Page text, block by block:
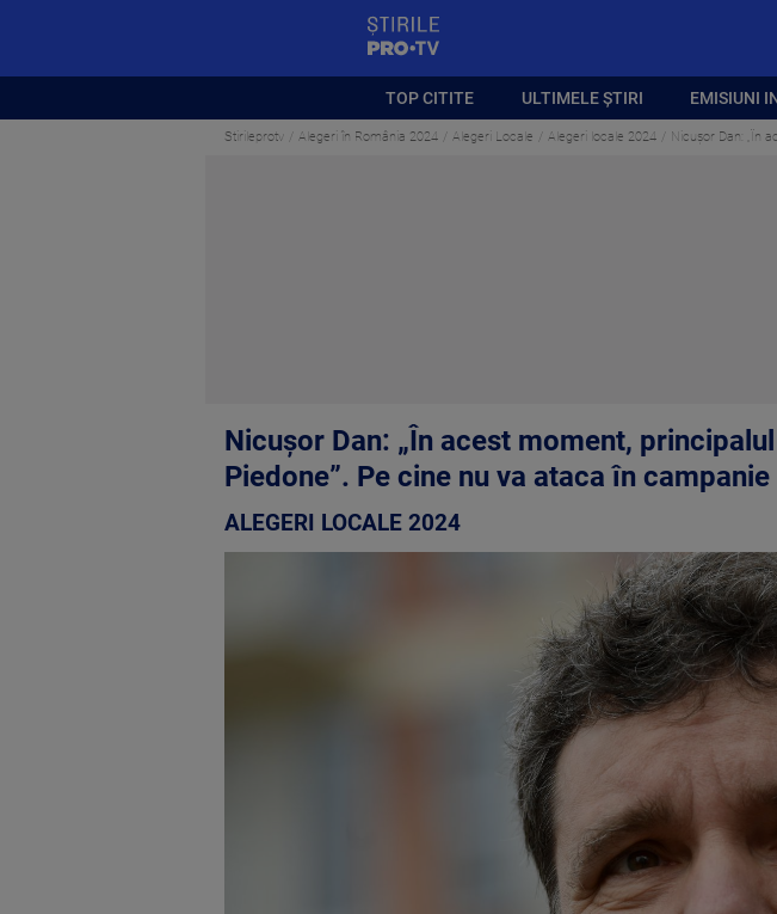
TOP CITITE ULTIMELE ȘTIRI EMISIUNI
Stirileprotv Alegeri în România 2024 Alegeri Locale Alegeri locale 2024 Nicușor Dan: „În
Nicușor Dan: „În acest moment,
Piedone”. Pe cine nu va ataca în campanie
ALEGERI LOCALE 2024